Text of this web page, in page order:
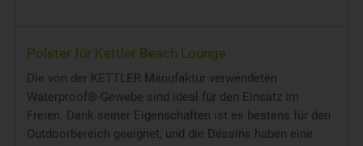
Polster für Kettler Beach Lounge
Die von der KETTLER Manufaktur verwendeten
Waterproof®-Gewebe sind ideal für den Einsatz im
Freien. Dank seiner Eigenschaften ist es bestens für den
Outdoorbereich geeignet, und die Dessins haben eine